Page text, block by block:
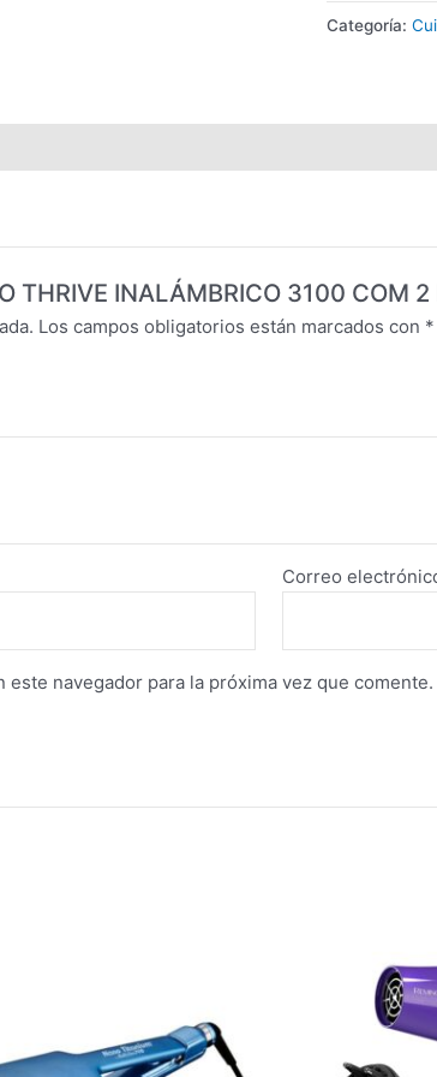
Categoría:
THRIVE INALÁMBRICO 3100 COM 2
Los campos obligatorios están marcados con *
Correo
navegador para la próxima vez que comente.